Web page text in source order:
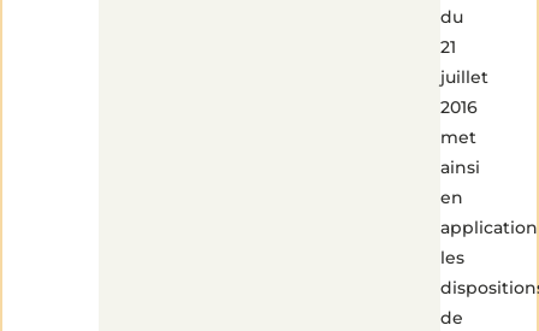
du
21
juillet
2016
met
ainsi
en
application
les
de